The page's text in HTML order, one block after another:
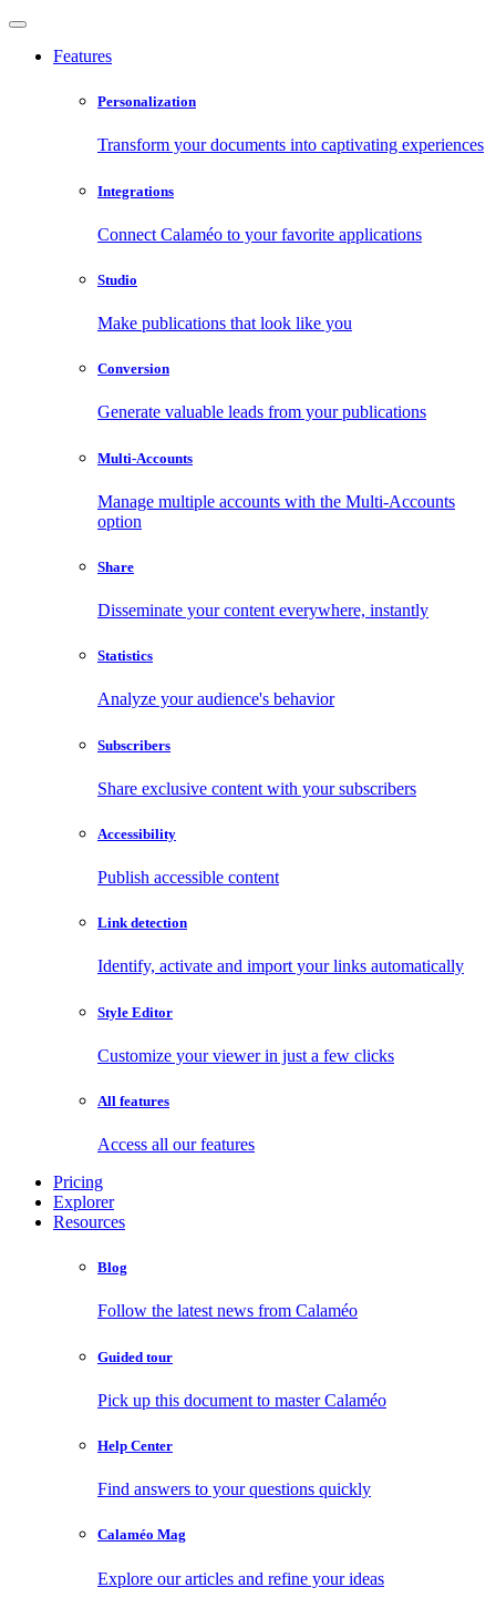
Features
Personalization
Transform your documents into captivating experiences
Integrations
Connect Calaméo to your favorite applications
Studio
Make publications that look like you
Conversion
Generate valuable leads from your publications
Multi-Accounts
Manage multiple accounts with the Multi-Accounts
option
Share
Disseminate your content everywhere, instantly
Statistics
Analyze your audience's behavior
Subscribers
Share exclusive content with your subscribers
Accessibility
Publish accessible content
Link detection
Identify, activate and import your links automatically
Style Editor
Customize your viewer in just a few clicks
All features
Access all our features
Pricing
Explorer
Resources
Blog
Follow the latest news from Calaméo
Guided tour
Pick up this document to master Calaméo
Help Center
Find answers to your questions quickly
Calaméo Mag
Explore our articles and refine your ideas